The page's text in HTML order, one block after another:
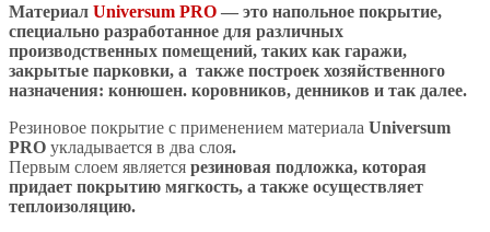
Материал Universum PRO — это напольное покрытие,
специально разработанное для различных
производственных помещений, таких как гаражи,
закрытые парковки, а также построек хозяйственного
назначения: конюшен. коровников, денников и так далее.
Резиновое покрытие с применением материала Universum
PRO укладывается в два слоя.
Первым слоем является резиновая подложка, которая
придает покрытию мягкость, а также осуществляет
теплоизоляцию.